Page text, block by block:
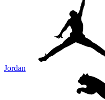
Jordan